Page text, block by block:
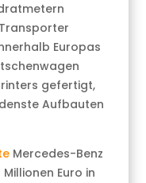
Europas
gefertigt,
Aufbauten
Mercedes-Benz
Euro in